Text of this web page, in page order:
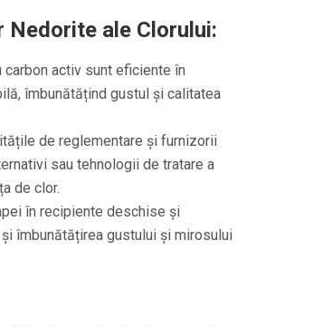
ale Clorului:
activ sunt eficiente în
îmbunătățind gustul și calitatea
de reglementare și furnizorii
sau tehnologii de tratare a
de clor.
în recipiente deschise și
îmbunătățirea gustului și mirosului